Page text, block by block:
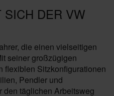
DER VW
die einen vielseitigen
seiner großzügigen
flexiblen Sitzkonfigurationen
Pendler und
den täglichen Arbeitsweg